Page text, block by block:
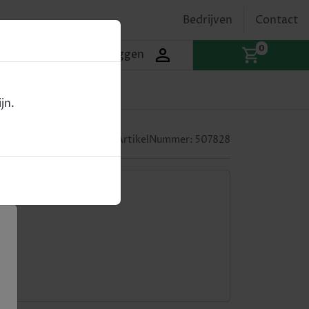
Bedrijven Contact
Inloggen 0
ArtikelNummer: 507828